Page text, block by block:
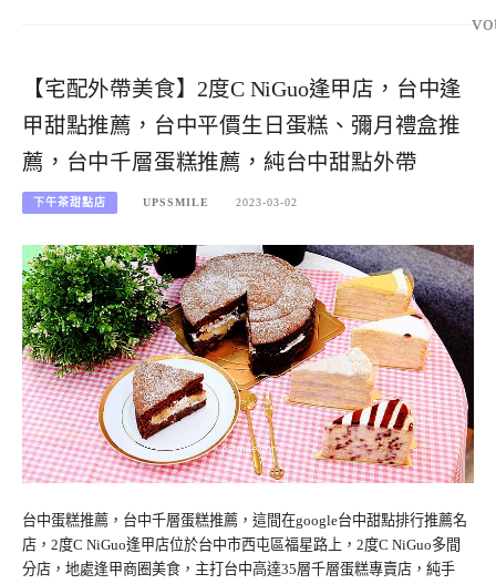
【宅配外帶美食】2度C NiGuo逢甲店，台中逢
甲甜點推薦，台中平價生日蛋糕、彌月禮盒推
薦，台中千層蛋糕推薦，純台中甜點外帶
下午茶甜點店 UPSSMILE 2023-03-02
台中蛋糕推薦，台中千層蛋糕推薦，這間在google台中甜點排行推薦名
店，2度C NiGuo逢甲店位於台中市西屯區福星路上，2度C NiGuo多間
分店，地處逢甲商圈美食，主打台中高達35層千層蛋糕專賣店，純手